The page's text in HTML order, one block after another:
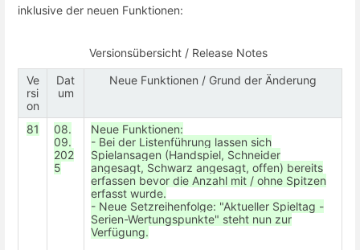
inklusive der neuen Funktionen:
Versionsübersicht / Release Notes
Ve
rsi
on
Dat
um
Neue Funktionen / Grund der Änderung
81
08.
09.
202
5
Neue Funktionen:
- Bei der Listenführung lassen sich
Spielansagen (Handspiel, Schneider
angesagt, Schwarz angesagt, offen) bereits
erfassen bevor die Anzahl mit / ohne Spitzen
erfasst wurde.
- Neue Setzreihenfolge: "Aktueller Spieltag -
Serien-Wertungspunkte" steht nun zur
Verfügung.